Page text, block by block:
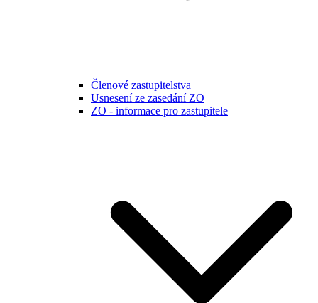
Členové zastupitelstva
Usnesení ze zasedání ZO
ZO - informace pro zastupitele